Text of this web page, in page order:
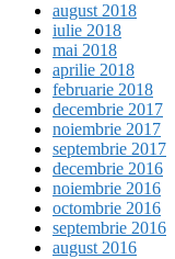
august 2018
iulie 2018
mai 2018
aprilie 2018
februarie 2018
decembrie 2017
noiembrie 2017
septembrie 2017
decembrie 2016
noiembrie 2016
octombrie 2016
septembrie 2016
august 2016